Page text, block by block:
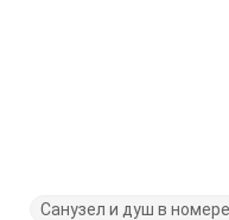
Санузел и душ в